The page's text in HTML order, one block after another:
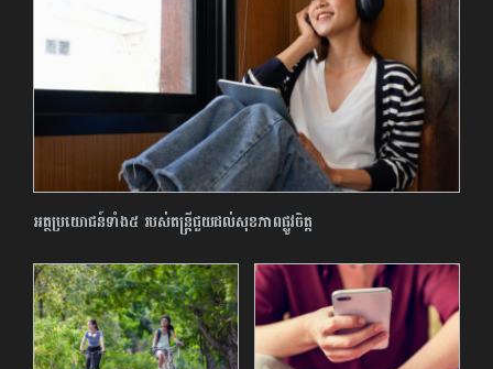
អត្ថប្រយោជន៍ទាំង៥ របស់តន្ត្រីជួយដល់សុខភាពផ្លូវចិត្ត